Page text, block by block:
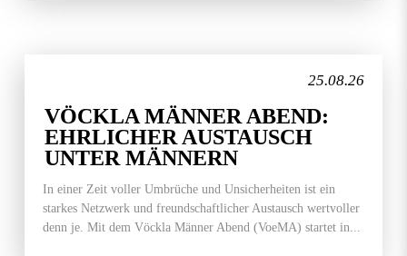
25.08.26
VÖCKLA MÄNNER ABEND:
EHRLICHER AUSTAUSCH
UNTER MÄNNERN
In einer Zeit voller Umbrüche und Unsicherheiten ist ein
starkes Netzwerk und freundschaftlicher Austausch wertvoller
denn je. Mit dem Vöckla Männer Abend (VoeMA) startet in...